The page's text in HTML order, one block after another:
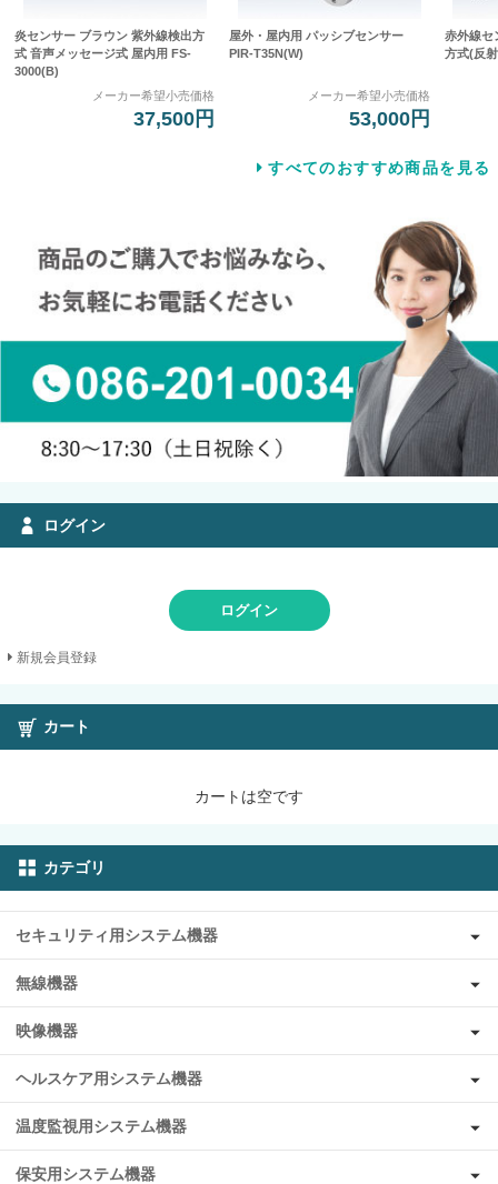
炎センサー ブラウン 紫外線検出方
式 音声メッセージ式 屋内用 FS-
3000(B)
メーカー希望小売価格
37,500円
屋外・屋内用 パッシブセンサー
PIR-T35N(W)
メーカー希望小売価格
53,000円
赤外線セ
方式(反
すべてのおすすめ商品を見る
ログイン
ログイン
新規会員登録
カート
カートは空です
カテゴリ
セキュリティ用システム機器
無線機器
映像機器
ヘルスケア用システム機器
温度監視用システム機器
保安用システム機器